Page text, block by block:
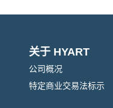
关于 HYART
公司概况
特定商业交易法标示